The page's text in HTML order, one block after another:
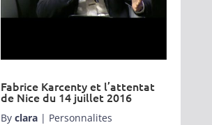
Fabrice Karcenty et l’attentat
de Nice du 14 juillet 2016
By clara| Personnalites